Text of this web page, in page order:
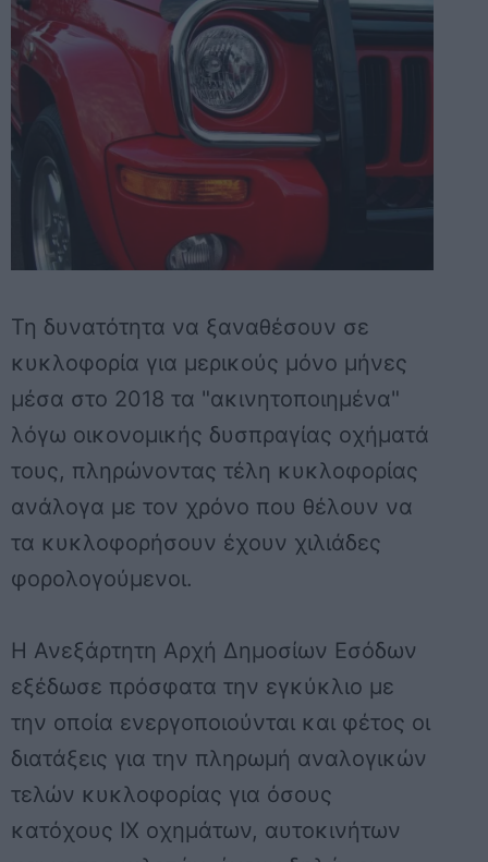
Τη δυνατότητα να ξαναθέσουν σε
κυκλοφορία για μερικούς μόνο μήνες
μέσα στο 2018 τα "ακινητοποιημένα"
λόγω οικονομικής δυσπραγίας οχήματά
τους, πληρώνοντας τέλη κυκλοφορίας
ανάλογα με τον χρόνο που θέλουν να
τα κυκλοφορήσουν έχουν χιλιάδες
φορολογούμενοι.
Η Ανεξάρτητη Αρχή Δημοσίων Εσόδων
εξέδωσε πρόσφατα την εγκύκλιο με
την οποία ενεργοποιούνται και φέτος οι
διατάξεις για την πληρωμή αναλογικών
τελών κυκλοφορίας για όσους
κατόχους ΙΧ οχημάτων, αυτοκινήτων